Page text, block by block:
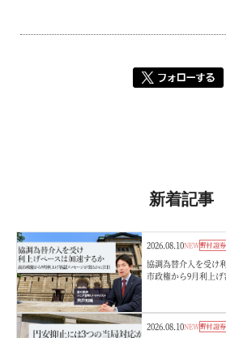
新着記事
2026.08.10NEW野村證
協調為替介入を受け
市政権から9月利上
2026.08.10NEW野村證